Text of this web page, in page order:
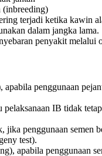
(inbreeding)
terjadi ketika kawin
dalam jangka lama.
penyakit melalui
penggunaan
IB tidak
jika penggunaan semen
test).
apabila penggunaan